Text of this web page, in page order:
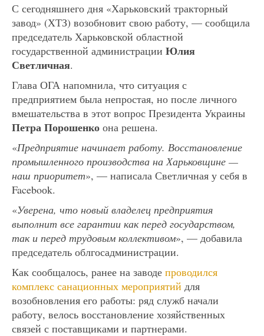
С сегодняшнего дня «Харьковский тракторный
завод» (ХТЗ) возобновит свою работу, — сообщила
председатель Харьковской областной
государственной администрации Юлия
Светличная.
Глава ОГА напомнила, что ситуация с
предприятием была непростая, но после личного
вмешательства в этот вопрос Президента Украины
Петра Порошенко она решена.
«Предприятие начинает работу. Восстановление
промышленного производства на Харьковщине —
наш приоритет», — написала Светличная у себя в
Faceboоk.
«Уверена, что новый владелец предприятия
выполнит все гарантии как перед государством,
так и перед трудовым коллективом», — добавила
председатель облгосадминистрации.
Как сообщалось, ранее на заводе проводился
комплекс санационных мероприятий для
возобновления его работы: ряд служб начали
работу, велось восстановление хозяйственных
связей с поставщиками и партнерами.